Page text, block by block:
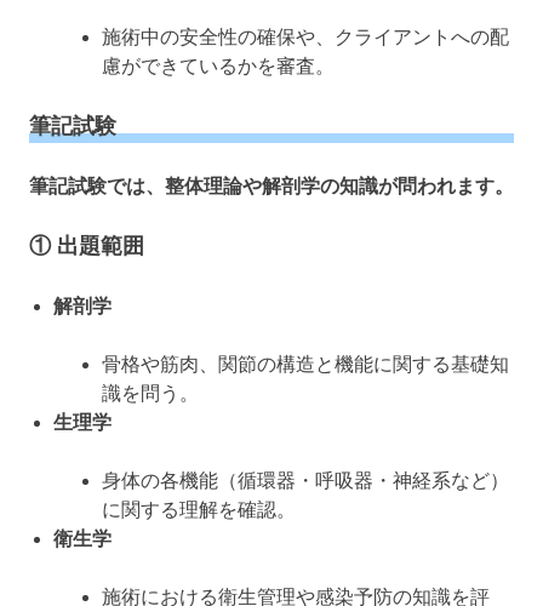
施術中の安全性の確保や、クライアントへの配
慮ができているかを審査。
筆記試験
筆記試験では、整体理論や解剖学の知識が問われます。
① 出題範囲
解剖学
骨格や筋肉、関節の構造と機能に関する基礎知
識を問う。
生理学
身体の各機能（循環器・呼吸器・神経系など）
に関する理解を確認。
衛生学
施術における衛生管理や感染予防の知識を評